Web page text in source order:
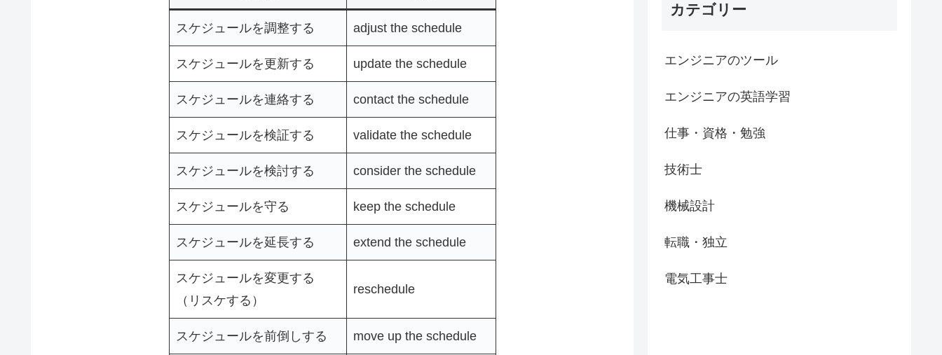
スケジュールを調整する adjust the schedule
スケジュールを更新する update the schedule
スケジュールを連絡する contact the schedule
スケジュールを検証する validate the schedule
スケジュールを検討する consider the schedule
スケジュールを守る keep the schedule
スケジュールを延長する extend the schedule
スケジュールを変更する
（リスケする）
reschedule
スケジュールを前倒しする move up the schedule
カテゴリー
エンジニアのツール
エンジニアの英語学習
仕事・資格・勉強
技術士
機械設計
転職・独立
電気工事士